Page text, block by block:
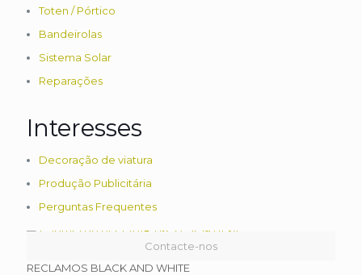
Toten / Pórtico
Bandeirolas
Sistema Solar
Reparações
Interesses
Decoração de viatura
Produção Publicitária
Perguntas Frequentes
Contacte-nos
RECLAMOS BLACK AND WHITE